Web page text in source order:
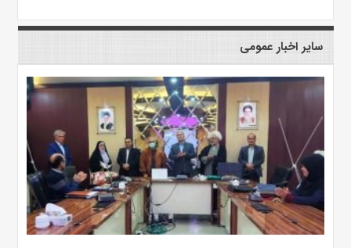
سایر اخبار عمومی